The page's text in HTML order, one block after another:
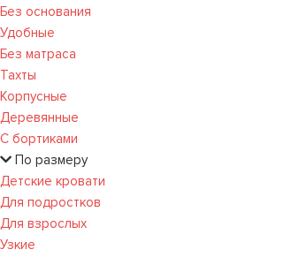
Без основания
Удобные
Без матраса
Тахты
Корпусные
Деревянные
С бортиками
По размеру
Детские кровати
Для подростков
Для взрослых
Узкие